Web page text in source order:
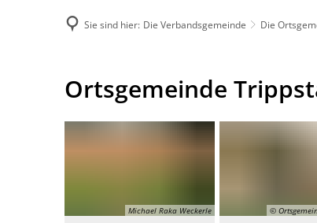
Sie sind hier: Die Verbandsgemeinde Die
Ortsgemeinde
Trippstadt
Ortsgemeinde
Michael Raka Weckerle ©